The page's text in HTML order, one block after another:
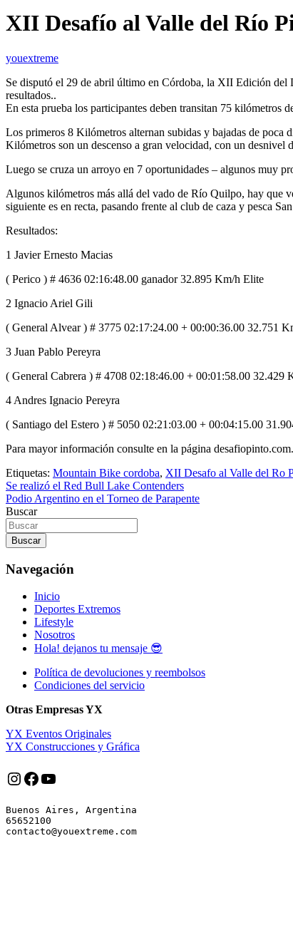
XII Desafío al Valle del Río
youextreme
Se disputó el 29 de abril último en Córdoba, la XII Edición del
resultados..
En esta prueba los participantes deben transitan 75 kilómetros
Los primeros 8 Kilómetros alternan subidas y bajadas de poca
Kilómetros son un descenso a gran velocidad, con un desnivel
Luego se cruza un arroyo en 7 oportunidades – algunos muy
Algunos kilómetros más allá del vado de Río Quilpo, hay que
siguiente es en recta, pasando frente al club de caza y pesca
Resultados:
1 Javier Ernesto Macias
( Perico ) # 4636 02:16:48.00 ganador 32.895 Km/h Elite
2 Ignacio Ariel Gili
( General Alvear ) # 3775 02:17:24.00 + 00:00:36.00 32.751
3 Juan Pablo Pereyra
( General Cabrera ) # 4708 02:18:46.00 + 00:01:58.00 32.429
4 Andres Ignacio Pereyra
( Santiago del Estero ) # 5050 02:21:03.00 + 00:04:15.00
Para mayor información consulte en la página
Etiquetas: Mountain Bike cordoba, XII Desafo al Valle del Ro
Navegación
de
entradas
Se realizó el Red Bull Lake Contenders
Podio Argentino en el Torneo de Parapente
Buscar
Buscar
Navegación
Inicio
Deportes Extremos
Lifestyle
Nosotros
Hola! dejanos tu mensaje 😎
Política de devoluciones y reembolsos
Condiciones del servicio
Otras Empresas YX
YX Eventos Originales
YX Construcciones y Gráfica
Instagram
Facebook
YouTube
Buenos Aires, Argentina
65652100